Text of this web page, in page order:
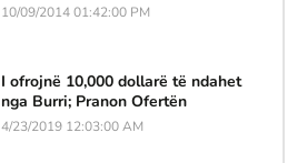
10/09/2014 01:42:00 PM
I ofrojnë 10,000 dollarë të ndahet
nga Burri; Pranon Ofertën
4/23/2019 12:03:00 AM